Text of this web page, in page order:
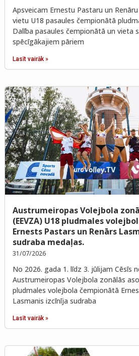
Apsveicam Ernestu Pastaru un
vietu U18 pasaules čempionātā
Dalība pasaules čempionātā un vieta
spēcīgākajiem pāriem
Lasīt vairāk »
Austrumeiropas Volejbola
(EEVZA) U18 pludmales
Ernests Pastars un Renārs
sudraba medaļas.
31/07/2026
No 2026. gada 1. līdz 3. jūlijam Cēsīs
Austrumeiropas Volejbola zonālās
pludmales volejbola čempionātā
Lasmanis izcīnīja sudraba
Lasīt vairāk »